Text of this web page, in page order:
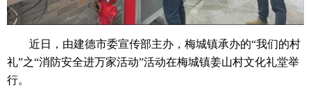
近日，由建德市委宣传部主办，梅城镇承办的“我们的村
礼”之“消防安全进万家活动”活动在梅城镇姜山村文化礼堂举
行。